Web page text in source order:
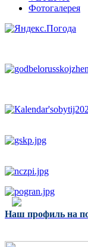
Фотогалерея
Наш профиль на